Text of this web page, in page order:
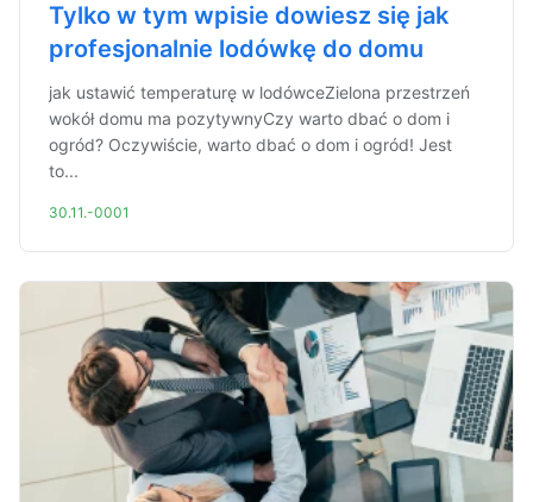
Tylko w tym wpisie dowiesz się jak
profesjonalnie lodówkę do domu
jak ustawić temperaturę w lodówceZielona przestrzeń
wokół domu ma pozytywnyCzy warto dbać o dom i
ogród? Oczywiście, warto dbać o dom i ogród! Jest
to...
30.11.-0001